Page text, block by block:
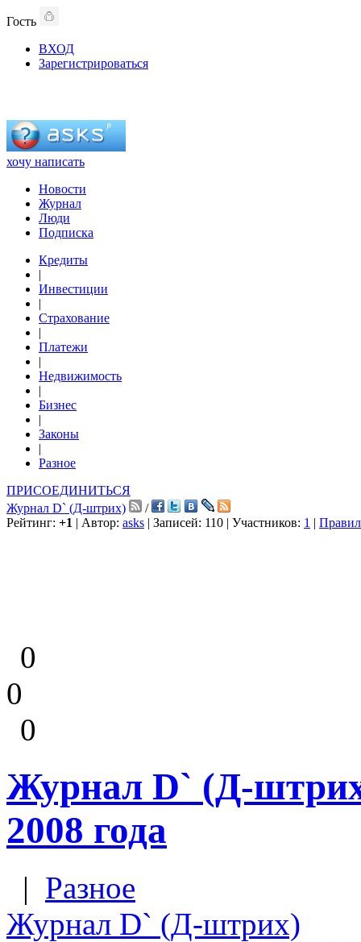
Гость
ВХОД
Зарегистрироваться
хочу написать
Новости
Журнал
Люди
Подписка
Кредиты
|
Инвестиции
|
Страхование
|
Платежи
|
Недвижимость
|
Бизнес
|
Законы
|
Разное
ПРИСОЕДИНИТЬСЯ
Журнал D` (Д-штрих)
/
Рейтинг: +1 | Автор: asks | Записей: 110 | Участников: 1 |
0
0
0
Журнал D` (Д-
2008 года
| Разное
Журнал D` (Д-штрих)